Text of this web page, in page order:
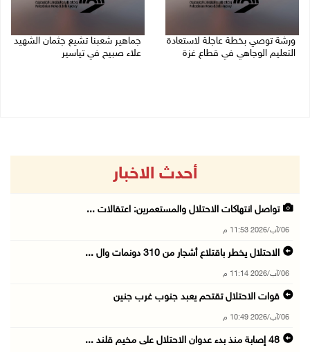
ورشة توصي بخطة عاجلة لاستعادة
التعليم الوجاهي في قطاع غزة
جماهير شعبنا تشيع جثمان الشهيد
علاء صبيح في تياسير
أحدث الاخبار
تواصل انتهاكات الاحتلال والمستعمرين: اعتقالات ...
06/آب/2026 11:53 م
الاحتلال يخطر باقتلاع أشجار من 310 دونمات وال ...
06/آب/2026 11:14 م
قوات الاحتلال تقتحم يعبد جنوب غرب جنين
06/آب/2026 10:49 م
48 إصابة منذ بدء عدوان الاحتلال على مخيم قلند ...